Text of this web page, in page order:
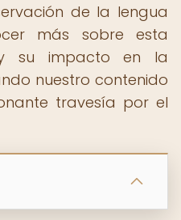
de la lengua
más sobre esta
su impacto en la
nuestro contenido
travesía por el